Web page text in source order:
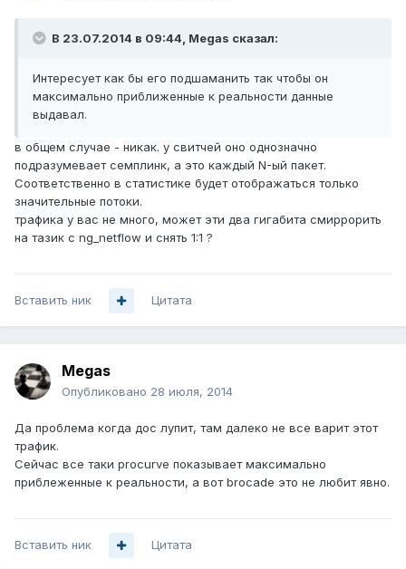
В 23.07.2014 в 09:44, Megas сказал:
Интересует как бы его подшаманить так чтобы он
максимально приближенные к реальности данные
выдавал.
в общем случае - никак. у свитчей оно однозначно
подразумевает семплинк, а это каждый N-ый пакет.
Соответственно в статистике будет отображаться только
значительные потоки.
трафика у вас не много, может эти два гигабита смиррорить
на тазик с ng_netflow и снять 1:1 ?
Вставить ник Цитата
Megas
Опубликовано 28 июля, 2014
Да проблема когда дос лупит, там далеко не все варит этот
трафик.
Сейчас все таки procurve показывает максимально
приблеженные к реальности, а вот brocade это не любит явно.
Вставить ник Цитата